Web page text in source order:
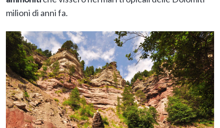
milioni di anni fa.